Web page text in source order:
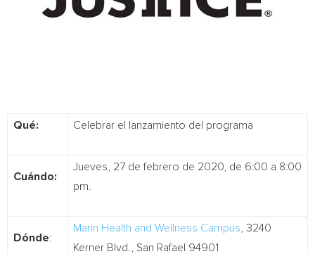
Qué: Celebrar el lanzamiento del programa
Cuándo:
Jueves, 27 de febrero de 2020, de 6:00 a 8:00
pm.
Dónde:
Marin Health and Wellness Campus , 3240
Kerner Blvd., San Rafael 94901